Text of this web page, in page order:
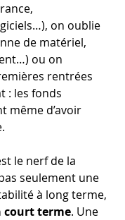
on oublie
de matériel,
ou on
rentrées
: les fonds
même d’avoir
le nerf de la
seulement une
à long terme,
court terme. Une